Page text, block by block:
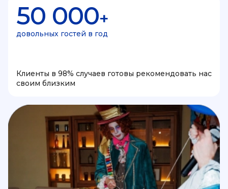
50 000+
довольных гостей в год
Клиенты в 98% случаев готовы рекомендовать нас
своим близким